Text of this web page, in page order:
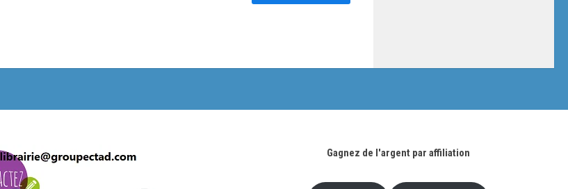
Gagnez de l'argent par affiliation